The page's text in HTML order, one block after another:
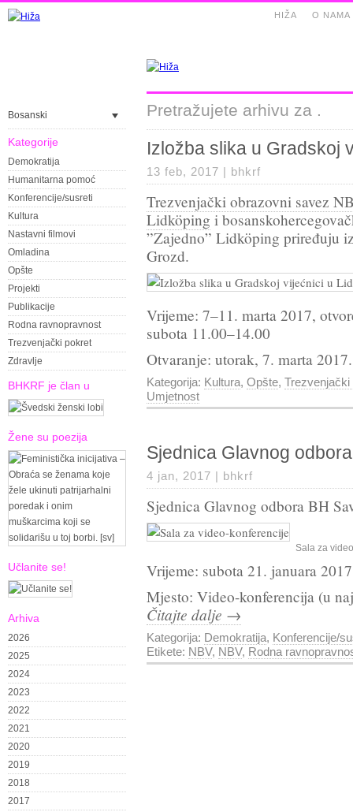
O NAMA
HIŽA
Bosanski
Kategorije
Demokratija
Humanitarna pomoć
Konferencije/susreti
Kultura
Nastavni filmovi
Omladina
Opšte
Projekti
Publikacije
Rodna ravnopravnost
Trezvenjački pokret
Zdravlje
BHKRF je član u
Žene su poezija
Učlanite se!
Arhiva
2026
2025
2024
2023
2022
2021
2020
2019
2018
2017
Pretražujete arhivu za .
Izložba slika u Gradskoj
13 feb, 2017 | bhkrf
Trezvenjački obrazovni savez
Lidköping i
”Zajedno” Lidköping priređuju
Grozd.
Vrijeme: 7–11. marta 2017,
subota 11.00–14.00
Otvaranje: utorak, 7. marta
Kategorija: Kultura, Opšte, Trezvenjački
Umjetnost
Sjednica Glavnog odbora
4 jan, 2017 | bhkrf
Sjednica Glavnog odbora BH
Sala za
Vrijeme: subota 21. januara
Mjesto: Video-konferencija (u
Čitajte dalje →
Kategorija: Demokratija, Konferencije/
Etikete: NBV, NBV, Rodna